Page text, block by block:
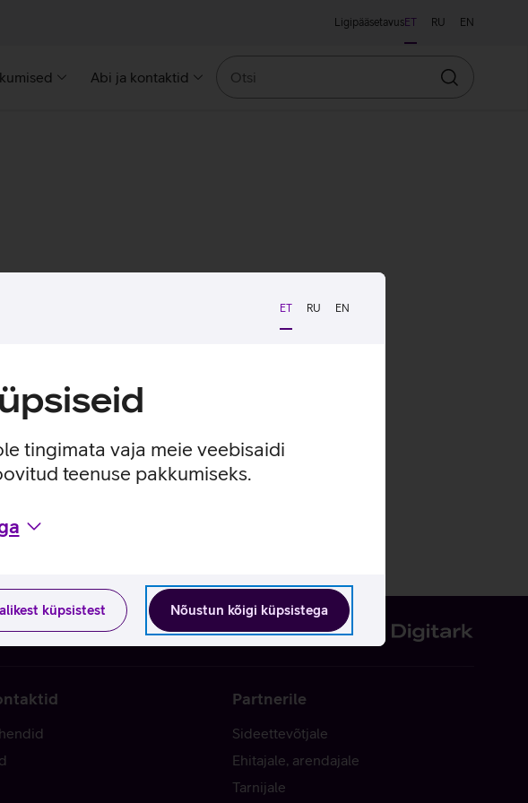
ET RU EN
tingimata vaja meie veebisaidi
teenuse pakkumiseks.
Nõustun kõigi küpsistega
küpsistest
LigipääsetavusET RU EN
Abi ja kontaktid
Otsin
Partnerile
Sideettevõtjale
Ehitajale, arendajale
Tarnijale